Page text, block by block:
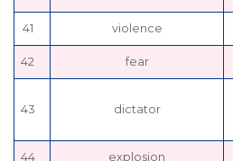
41 violence
42 fear
43 dictator
44 explosion